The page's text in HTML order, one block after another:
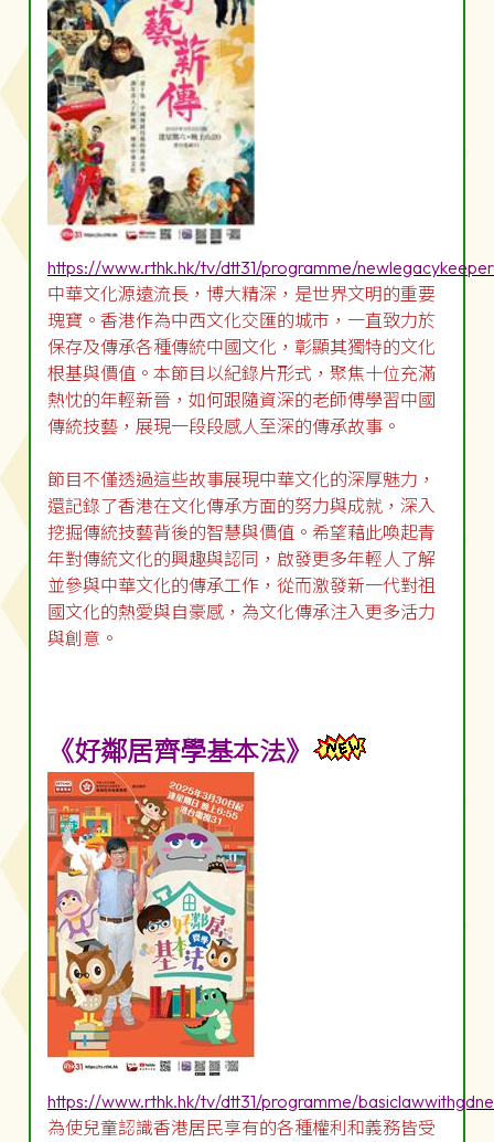
https://www.rthk.hk/tv/dtt31/programme/
中華文化源遠流長，博大精深，是世界文明的重要
瑰寶。香港作為中西文化交匯的城市，一直致力於
保存及傳承各種傳統中國文化，彰顯其獨特的文化
根基與價值。本節目以紀錄片形式，聚焦十位充滿
熱忱的年輕新晉，如何跟隨資深的老師傅學習中國
傳統技藝，展現一段段感人至深的傳承故事。
節目不僅透過這些故事展現中華文化的深厚魅力，
還記錄了香港在文化傳承方面的努力與成就，深入
挖掘傳統技藝背後的智慧與價值。希望藉此喚起青
年對傳統文化的興趣與認同，啟發更多年輕人了解
並參與中華文化的傳承工作，從而激發新一代對祖
國文化的熱愛與自豪感，為文化傳承注入更多活力
與創意。
《好鄰居齊學基本法》
https://www.rthk.hk/tv/dtt31/programme/
為使兒童認識香港居民享有的各種權利和義務皆受